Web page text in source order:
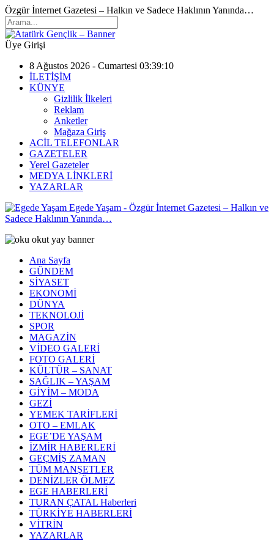
Özgür İnternet Gazetesi – Halkın ve Sadece Haklının Yanında…
Üye Girişi
8 Ağustos 2026 - Cumartesi 03:39:10
İLETİŞİM
KÜNYE
Gizlilik İlkeleri
Reklam
Anketler
Mağaza Giriş
ACİL TELEFONLAR
GAZETELER
Yerel Gazeteler
MEDYA LİNKLERİ
YAZARLAR
Egede Yaşam - Özgür İnternet Gazetesi – Halkın ve
Sadece Haklının Yanında…
Ana Sayfa
GÜNDEM
SİYASET
EKONOMİ
DÜNYA
TEKNOLOJİ
SPOR
MAGAZİN
VİDEO GALERİ
FOTO GALERİ
KÜLTÜR – SANAT
SAĞLIK – YAŞAM
GİYİM – MODA
GEZİ
YEMEK TARİFLERİ
OTO – EMLAK
EGE’DE YAŞAM
İZMİR HABERLERİ
GEÇMİŞ ZAMAN
TÜM MANŞETLER
DENİZLER ÖLMEZ
EGE HABERLERİ
TURAN ÇATAL Haberleri
TÜRKİYE HABERLERİ
VİTRİN
YAZARLAR